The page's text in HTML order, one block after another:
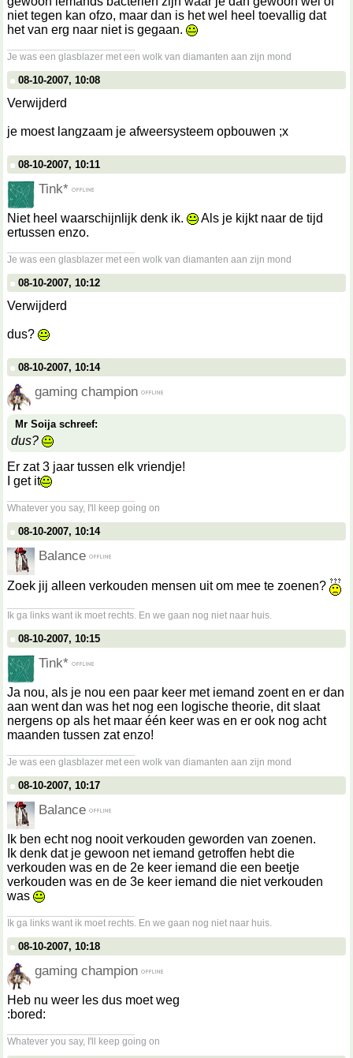
niet tegen kan ofzo, maar dan is het wel heel toevallig dat
het van erg naar niet is gegaan.
Je was een glasblazer met een wolk van diamanten aan zijn mond
08-10-2007, 10:08
Verwijderd
je moest langzaam je afweersysteem opbouwen ;x
08-10-2007, 10:11
Tink*
Niet heel waarschijnlijk denk ik.
Als je kijkt naar de tijd
ertussen enzo.
Je was een glasblazer met een wolk van diamanten aan zijn mond
08-10-2007, 10:12
Verwijderd
dus?
08-10-2007, 10:14
gaming champion
Mr Soija schreef:
dus?
Er zat 3 jaar tussen elk vriendje!
I get it
Whatever you say, I'll keep going on
08-10-2007, 10:14
Balance
Zoek jij alleen verkouden mensen uit om mee te zoenen?
Ik ga links want ik moet rechts. En we gaan nog niet naar huis.
08-10-2007, 10:15
Tink*
Ja nou, als je nou een paar keer met iemand zoent en er dan
aan went dan was het nog een logische theorie, dit slaat
nergens op als het maar één keer was en er ook nog acht
maanden tussen zat enzo!
Je was een glasblazer met een wolk van diamanten aan zijn mond
08-10-2007, 10:17
Balance
Ik ben echt nog nooit verkouden geworden van zoenen.
Ik denk dat je gewoon net iemand getroffen hebt die
verkouden was en de 2e keer iemand die een beetje
verkouden was en de 3e keer iemand die niet verkouden
was
Ik ga links want ik moet rechts. En we gaan nog niet naar huis.
08-10-2007, 10:18
gaming champion
Heb nu weer les dus moet weg
:bored:
Whatever you say, I'll keep going on